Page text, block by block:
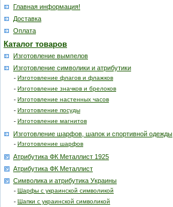
Главная информация!
Доставка
Оплата
Каталог товаров
Изготовление вымпелов
Изготовление символики и атрибутики
- Изготовление флагов и флажков
- Изготовление значков и брелоков
- Изготовление настенных часов
- Изготовление посуды
- Изготовление магнитов
Изготовление шарфов, шапок и спортивной одежды
- Изготовление шарфов
Атрибутика ФК Металлист 1925
Атрибутика ФК Металлист
Символика и атрибутика Украины
- Шарфы с украинской символикой
- Шапки с украинской символикой